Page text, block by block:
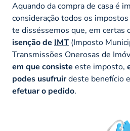
Aquando da compra de casa é
consideração todos os
te disséssemos que, em certas
isenção de IMT (Imposto
Transmissões Onerosas de
em que consiste este imposto,
podes usufruirdeste benefício
efetuar o pedido.